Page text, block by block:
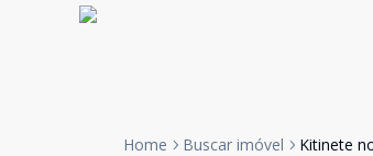
Home Buscar imóvel Kitinete